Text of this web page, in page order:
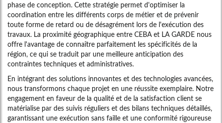
phase de conception. Cette stratégie permet d'optimiser la
coordination entre les différents corps de métier et de prévenir
toute forme de retard ou de désagrément lors de l'exécution des
travaux. La proximité géographique entre CEBA et LA GARDE nous
offre l'avantage de connaître parfaitement les spécificités de la
région, ce qui se traduit par une meilleure anticipation des
contraintes techniques et administratives.
En intégrant des solutions innovantes et des technologies avancées,
nous transformons chaque projet en une réussite exemplaire. Notre
engagement en faveur de la qualité et de la satisfaction client se
matérialise par des suivis réguliers et des bilans techniques détaillés,
garantissant une exécution sans faille et une conformité rigoureuse